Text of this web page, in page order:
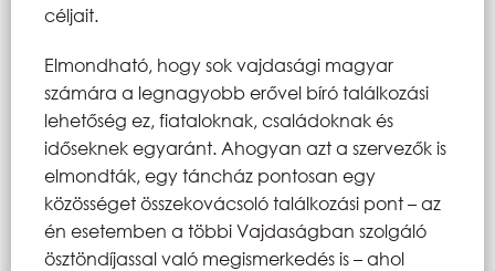
céljait.
Elmondható, hogy sok vajdasági magyar
számára a legnagyobb erővel bíró találkozási
lehetőség ez, fiataloknak, családoknak és
időseknek egyaránt. Ahogyan azt a szervezők is
elmondták, egy táncház pontosan egy
közösséget összekovácsoló találkozási pont – az
én esetemben a többi Vajdaságban szolgáló
ösztöndíjassal való megismerkedés is – ahol